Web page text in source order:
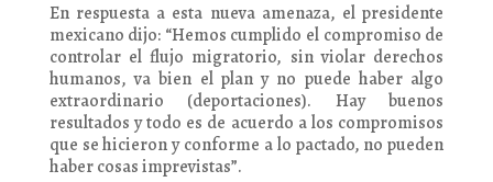
En respuesta a esta nueva amenaza, el presidente
mexicano dijo: “Hemos cumplido el compromiso de
controlar el flujo migratorio, sin violar derechos
humanos, va bien el plan y no puede haber algo
extraordinario (deportaciones). Hay buenos
resultados y todo es de acuerdo a los compromisos
que se hicieron y conforme a lo pactado, no pueden
haber cosas imprevistas”.